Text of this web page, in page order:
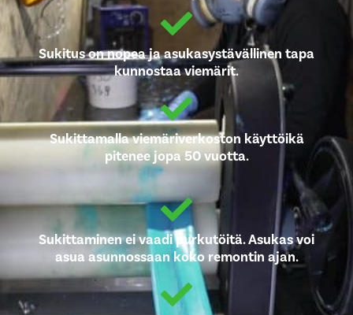
Sukitus on nopea ja asukasystävällinen tapa
kunnostaa viemärit.
Sukittamalla viemäriverkoston käyttöikä
pitenee jopa 50 vuotta.
Sukittaminen ei vaadi purkutöitä. Asukas voi
asua asunnossaan koko remontin ajan.